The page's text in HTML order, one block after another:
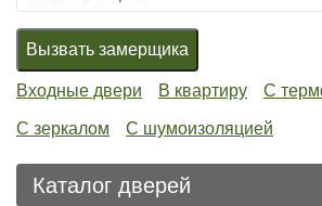
Вызвать замерщика
Входные двери В квартиру С
С зеркалом С шумоизоляцией
Каталог дверей